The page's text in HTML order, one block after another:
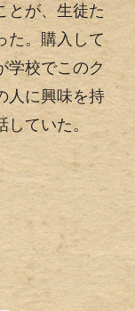
とが、生徒た
た。購入して
学校でこのク
人に興味を持
ていた。